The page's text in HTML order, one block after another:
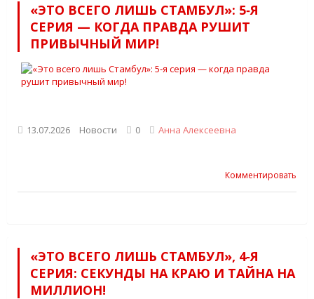
«ЭТО ВСЕГО ЛИШЬ СТАМБУЛ»: 5‑Я
СЕРИЯ — КОГДА ПРАВДА РУШИТ
ПРИВЫЧНЫЙ МИР!
13.07.2026 Новости 0 Анна Алексеевна
Комментировать
«ЭТО ВСЕГО ЛИШЬ СТАМБУЛ», 4‑Я
СЕРИЯ: СЕКУНДЫ НА КРАЮ И ТАЙНА НА
МИЛЛИОН!